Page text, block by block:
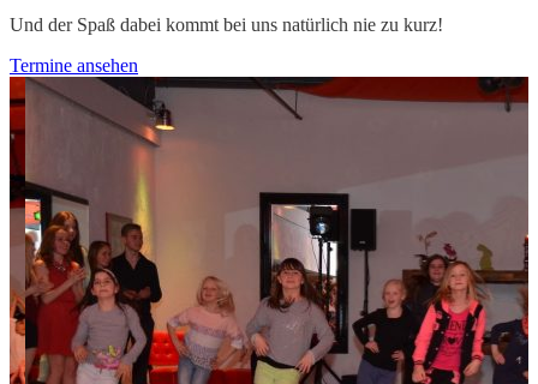
Und der Spaß dabei kommt bei uns natürlich nie zu kurz!
Termine ansehen